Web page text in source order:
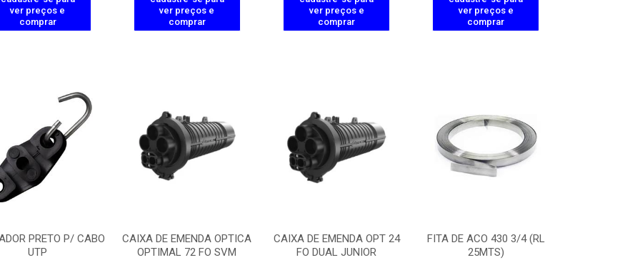
ver preços e
comprar
ver preços e
comprar
ver preços e
comprar
ver preços e
comprar
PRETO P/ CABO
UTP
CAIXA DE EMENDA OPTICA
OPTIMAL 72 FO SVM
CAIXA DE EMENDA OPT 24
FO DUAL JUNIOR
FITA DE ACO 430 3/4 (RL
25MTS)